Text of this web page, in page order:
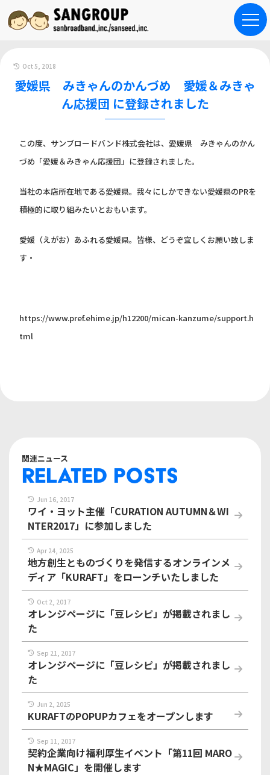
Oct 5, 2018
愛媛県 みきゃんのかんづめ 愛媛＆みきゃ
ん応援団 に登録されました
この度、サンブロードバンド株式会社は、愛媛県 みきゃんのかん
づめ「愛媛＆みきゃん応援団」に登録されました。
当社の本店所在地である愛媛県。我々にしかできない愛媛県のPRを
積極的に取り組みたいとおもいます。
愛媛（えがお）あふれる愛媛県。皆様、どうぞ宜しくお願い致しま
す・
https://www.pref.ehime.jp/h12200/mican-kanzume/support.h
tml
関連ニュース
RELATED POSTS
Jun 16, 2017
ワイ・ヨット主催「CURATION AUTUMN＆WI
NTER2017」に参加しました
Apr 24, 2025
地方創生とものづくりを発信するオンラインメ
ディア「KURAFT」をローンチいたしました
Oct 2, 2017
オレンジページに「豆レシピ」が掲載されまし
た
Sep 21, 2017
オレンジページに「豆レシピ」が掲載されまし
た
Jun 2, 2025
KURAFTのPOPUPカフェをオープンします
Sep 11, 2017
契約企業向け福利厚生イベント「第11回 MARO
N★MAGIC」を開催します